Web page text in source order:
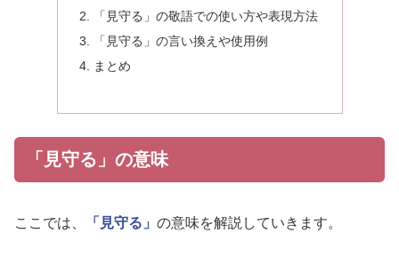
「見守る」の敬語での使い方や表現方法
「見守る」の言い換えや使用例
まとめ
「見守る」の意味
ここでは、 「見守る」 の意味を解説していきます。